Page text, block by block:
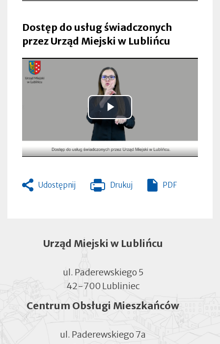
Dostęp do usług świadczonych
przez Urząd Miejski w Lublińcu
Odtwarzaj
wideo
Udostępnij Drukuj
Otworzy
PDF
Urząd Miejski w Lublińcu
ul. Paderewskiego 5
42-700 Lubliniec
Centrum Obsługi Mieszkańców
ul. Paderewskiego 7a